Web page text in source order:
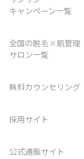
キャンペーン一覧
全国の脱毛×肌管理
サロン一覧
無料カウンセリング
採用サイト
公式通販サイト